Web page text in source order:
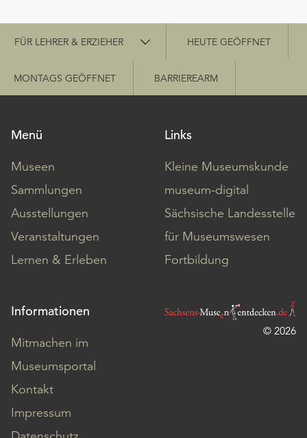
Schnellzugriff
FÜR LEHRER & ERZIEHER HEUTE GEÖFFNET
MONTAGS GEÖFFNET BARRIEREARM
Menü
Museen
Sammlungen
Ausstellungen
Veranstaltungen
Lernen & Erleben
Links
Kleine Museumskunde
museum-digital
Sächsische Landesstelle
für Museumswesen
Fortbildung
Informationen
Mitmachen im
Museumsportal
Kontakt
Impressum
© 2026